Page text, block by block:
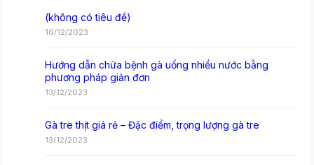
(không có tiêu đề)
16/12/2023
Hướng dẫn chữa bệnh gà uống nhiều nước bằng
phương pháp giản đơn
13/12/2023
Gà tre thịt giá rẻ – Đặc điểm, trọng lượng gà tre
13/12/2023